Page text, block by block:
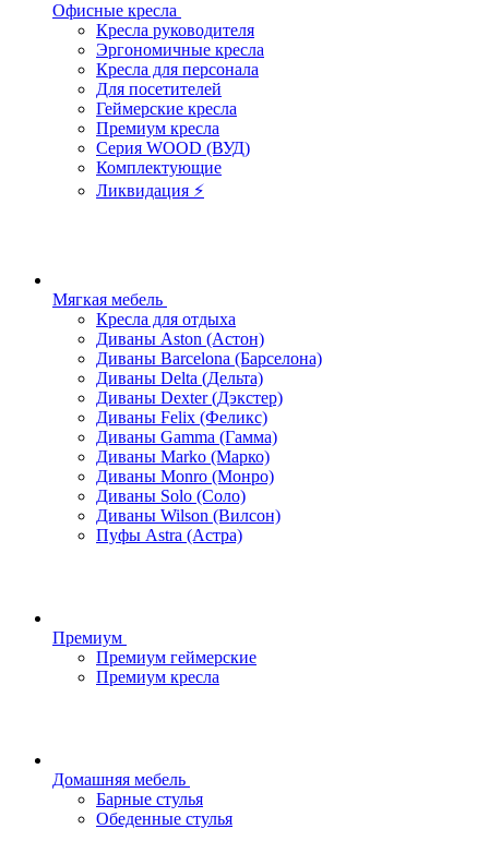
Офисные кресла
Кресла руководителя
Эргономичные кресла
Кресла для персонала
Для посетителей
Геймерские кресла
Премиум кресла
Серия WOOD (ВУД)
Комплектующие
Ликвидация ⚡
Мягкая мебель
Кресла для отдыха
Диваны Aston (Астон)
Диваны Barcelona (Барселона)
Диваны Delta (Дельта)
Диваны Dexter (Дэкстер)
Диваны Felix (Феликс)
Диваны Gamma (Гамма)
Диваны Marko (Марко)
Диваны Monro (Монро)
Диваны Solo (Соло)
Диваны Wilson (Вилсон)
Пуфы Astra (Астра)
Премиум
Премиум геймерские
Премиум кресла
Домашняя мебель
Барные стулья
Обеденные стулья